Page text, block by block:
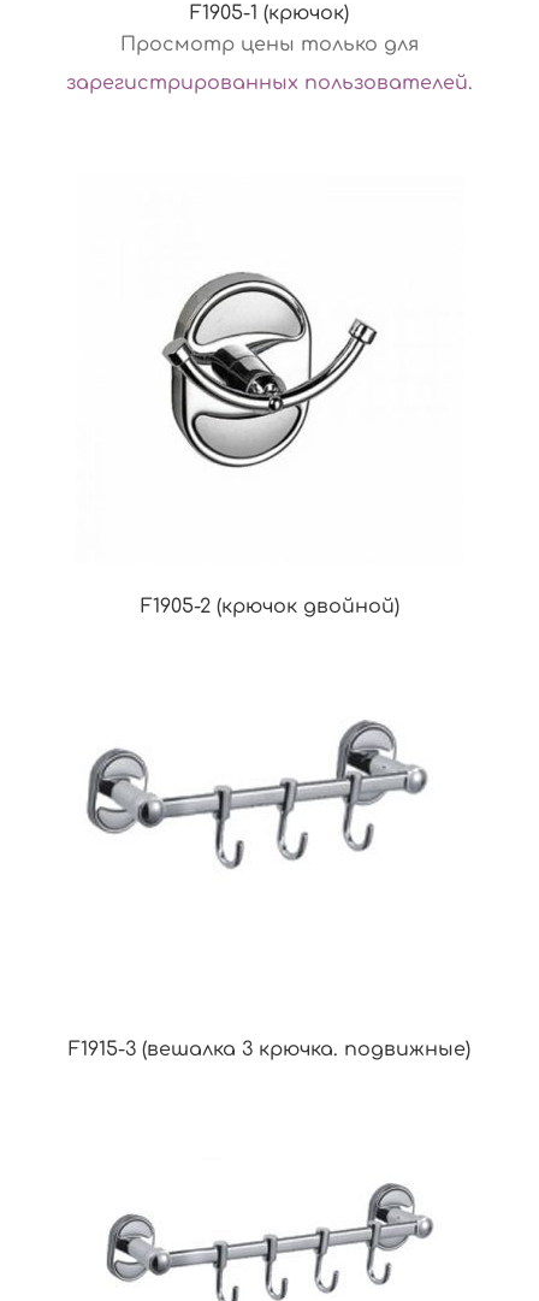
F1905-1 (крючок)
Просмотр цены только для
зарегистрированных пользователей.
F1905-2 (крючок двойной)
F1915-3 (вешалка 3 крючка. подвижные)